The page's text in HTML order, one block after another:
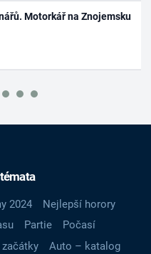
Motorkář na Znojemsku
2024
Nejlepší horory
Partie
Počasí
začátky
Auto – katalog